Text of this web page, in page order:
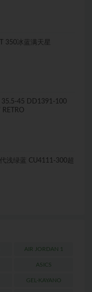
350冰蓝满天星
35.5-45 DD1391-100
浅绿蓝 CU4111-300超
AIR JORDAN 1
ASICS
GEL-KAYANO